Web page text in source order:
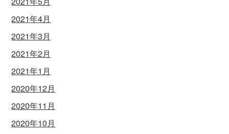
2021年4月
2021年3月
2021年2月
2021年1月
2020年12月
2020年11月
2020年10月